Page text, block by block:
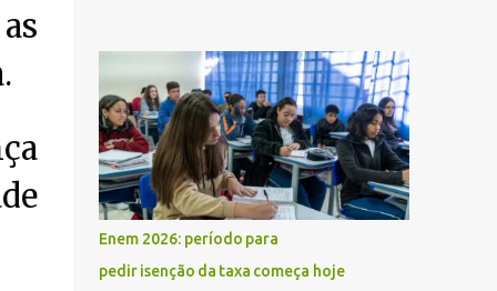
articulações e possíveis junções para manter
ou conquistar eleitorado. Confirmados até
agora como Pré candidatos Alex Monteiro,
Léo Bandeira Valcinete Araújo e Professor
Gerson Andrade há possibilidade de mais
nomes aparecer , ficaremos no aguardo para
trazer mais informações. A primeira
entrevista foi com o inimaginável Gerson
Andrade ,Professor da Rede Municipal
Enem 2026: período para
pedir isenção da taxa começa hoje